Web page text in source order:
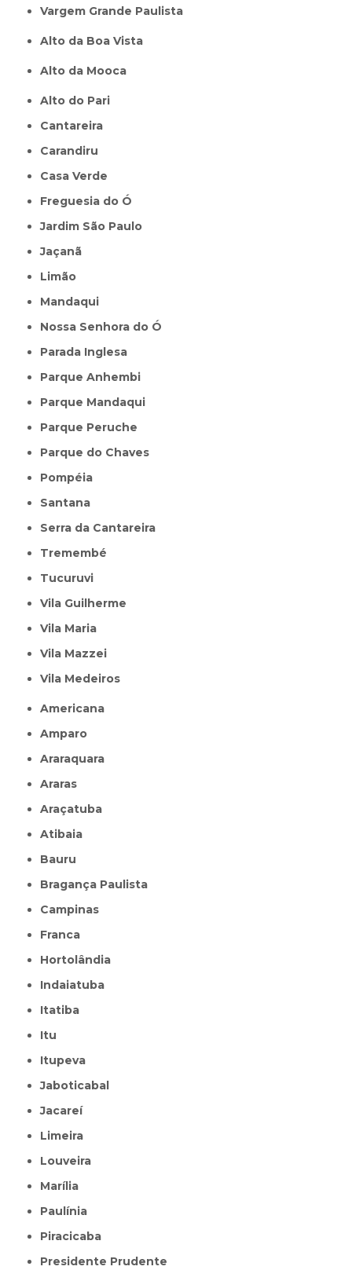
Vargem Grande Paulista
Alto da Boa Vista
Alto da Mooca
Alto do Pari
Cantareira
Carandiru
Casa Verde
Freguesia do Ó
Jardim São Paulo
Jaçanã
Limão
Mandaqui
Nossa Senhora do Ó
Parada Inglesa
Parque Anhembi
Parque Mandaqui
Parque Peruche
Parque do Chaves
Pompéia
Santana
Serra da Cantareira
Tremembé
Tucuruvi
Vila Guilherme
Vila Maria
Vila Mazzei
Vila Medeiros
Americana
Amparo
Araraquara
Araras
Araçatuba
Atibaia
Bauru
Bragança Paulista
Campinas
Franca
Hortolândia
Indaiatuba
Itatiba
Itu
Itupeva
Jaboticabal
Jacareí
Limeira
Louveira
Marília
Paulínia
Piracicaba
Presidente Prudente